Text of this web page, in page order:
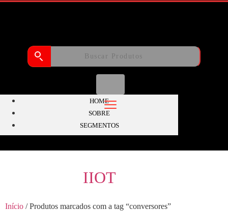
HOME
SOBRE
SEGMENTOS
IIOT
Início / Produtos marcados com a tag “conversores”